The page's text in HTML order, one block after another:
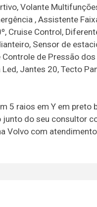
Volante
, Assistente
Cruise Control,
Sensor de
de Pressão
Jantes 20, Tecto
5 raios em Y em preto
do seu consultor
Volvo com